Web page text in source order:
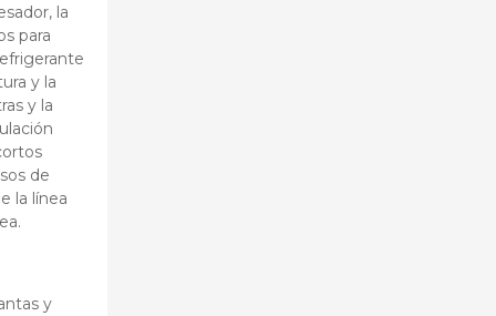
la
para
y la
y la
de
la línea
y